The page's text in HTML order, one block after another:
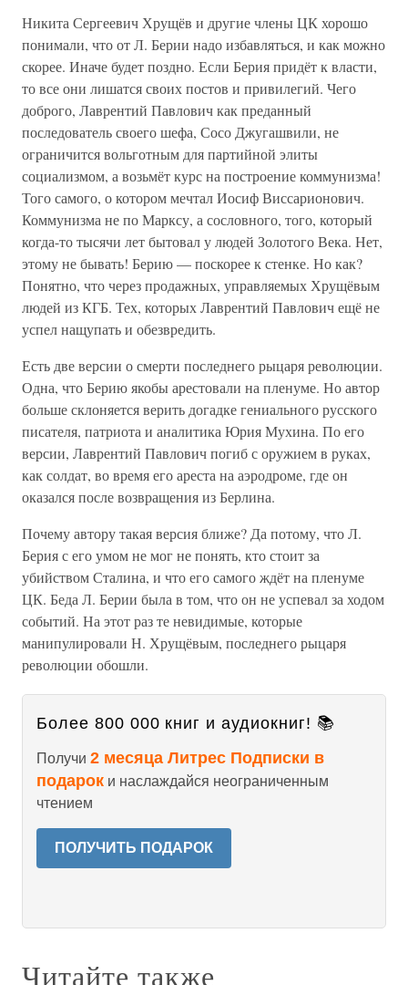
Никита Сергеевич Хрущёв и другие члены ЦК хорошо
понимали, что от Л. Берии надо избавляться, и как можно
скорее. Иначе будет поздно. Если Берия придёт к власти,
то все они лишатся своих постов и привилегий. Чего
доброго, Лаврентий Павлович как преданный
последователь своего шефа, Сосо Джугашвили, не
ограничится вольготным для партийной элиты
социализмом, а возьмёт курс на построение коммунизма!
Того самого, о котором мечтал Иосиф Виссарионович.
Коммунизма не по Марксу, а сословного, того, который
когда-то тысячи лет бытовал у людей Золотого Века. Нет,
этому не бывать! Берию — поскорее к стенке. Но как?
Понятно, что через продажных, управляемых Хрущёвым
людей из КГБ. Тех, которых Лаврентий Павлович ещё не
успел нащупать и обезвредить.
Есть две версии о смерти последнего рыцаря революции.
Одна, что Берию якобы арестовали на пленуме. Но автор
больше склоняется верить догадке гениального русского
писателя, патриота и аналитика Юрия Мухина. По его
версии, Лаврентий Павлович погиб с оружием в руках,
как солдат, во время его ареста на аэродроме, где он
оказался после возвращения из Берлина.
Почему автору такая версия ближе? Да потому, что Л.
Берия с его умом не мог не понять, кто стоит за
убийством Сталина, и что его самого ждёт на пленуме
ЦК. Беда Л. Берии была в том, что он не успевал за ходом
событий. На этот раз те невидимые, которые
манипулировали Н. Хрущёвым, последнего рыцаря
революции обошли.
Более 800 000 книг и аудиокниг! 📚
Получи 2 месяца Литрес Подписки в
подарок и наслаждайся неограниченным
чтением
ПОЛУЧИТЬ ПОДАРОК
Читайте также